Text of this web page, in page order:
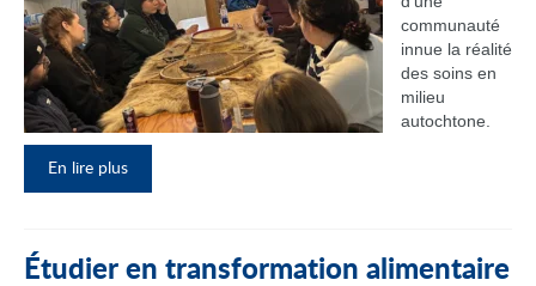
communauté
innue la réalité
des soins en
milieu
autochtone.
En lire plus
Étudier en transformation alimentaire